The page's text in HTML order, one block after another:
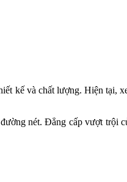
kế và chất lượng. Hiện tại,
nét. Đẳng cấp vượt trội